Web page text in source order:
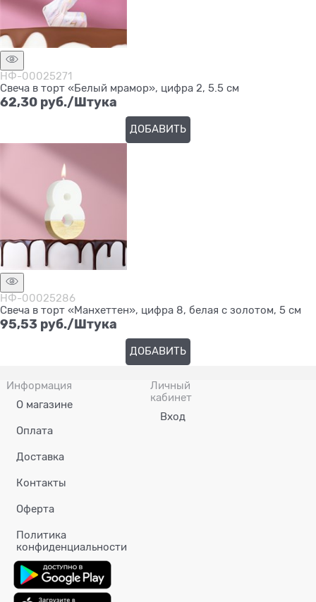
НФ-00025271
Свеча в торт «Белый мрамор», цифра 2, 5.5 см
62,30 руб./Штука
ДОБАВИТЬ
НФ-00025286
Свеча в торт «Манхеттен», цифра 8, белая с золотом, 5 см
95,53 руб./Штука
ДОБАВИТЬ
Информация
О магазине
Оплата
Доставка
Контакты
Оферта
Политика
конфиденциальности
Личный
кабинет
Вход